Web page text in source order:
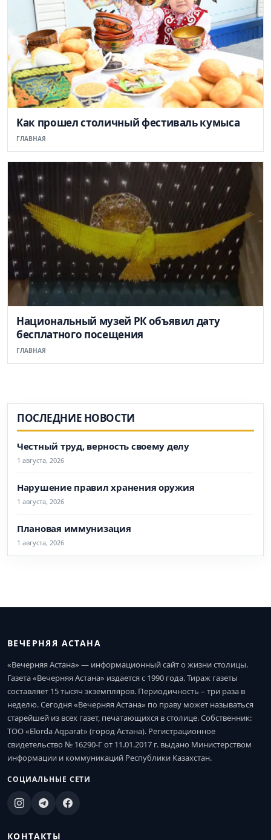
Как прошел столичный фестиваль кумыса
ГЛАВНАЯ
Национальный музей РК объявил дату
бесплатного посещения
ГЛАВНАЯ
ПОСЛЕДНИЕ НОВОСТИ
Честный труд, верность своему делу
1 августа, 2026
Нарушение правил хранения оружия
1 августа, 2026
Плановая иммунизация
1 августа, 2026
ВЕЧЕРНЯЯ АСТАНА
«Вечерняя Астана» — информационный сайт о жизни столицы.
Газета «Вечерняя Астана» издается с 1990 года. Тираж газеты
составляет 15 тысяч экземпляров. Периодичность – три раза в
неделю. Сегодня «Вечерняя Астана» по праву может называться
старейшей из всех газет, печатающихся в столице. Собственник:
ТОО «Elorda Aqparat» (город Астана). Регистрационное
свидетельство № 16290-Г от 11.01.2017 г. выдано Министерством
информации и коммуникаций Республики Казахстан.
СОЦИАЛЬНЫЕ СЕТИ
КОНТАКТЫ